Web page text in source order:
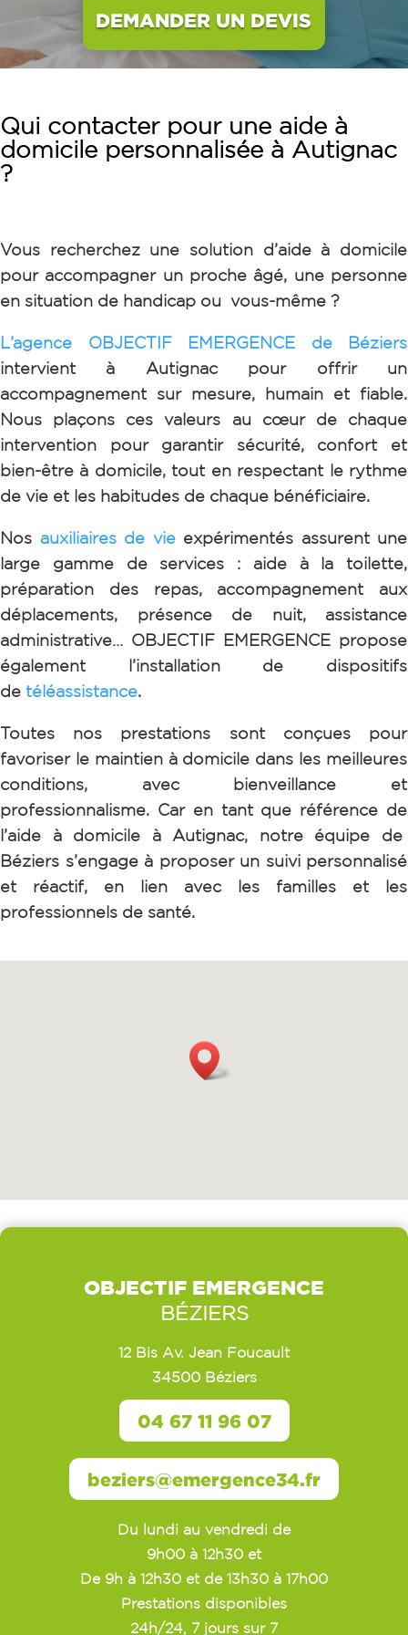
DEMANDER UN DEVIS
Qui contacter pour une aide à
domicile personnalisée à Autignac
?
Vous recherchez une solution d’aide à domicile
pour accompagner un proche âgé, une personne
en situation de handicap ou vous-même ?
L’agence OBJECTIF EMERGENCE de Béziers
intervient à Autignac pour offrir un
accompagnement sur mesure, humain et fiable.
Nous plaçons ces valeurs au cœur de chaque
intervention pour garantir sécurité, confort et
bien-être à domicile, tout en respectant le rythme
de vie et les habitudes de chaque bénéficiaire.
Nos auxiliaires de vieexpérimentés assurent une
large gamme de services : aide à la toilette,
préparation des repas, accompagnement aux
déplacements, présence de nuit, assistance
administrative… OBJECTIF EMERGENCE propose
également l’installation de dispositifs
de téléassistance.
Toutes nos prestations sont conçues pour
favoriser le maintien à domicile dans les meilleures
conditions, avec bienveillance et
professionnalisme. Car en tant que référence de
l’aide à domicile à Autignac, notre équipe de
Béziers s’engage à proposer un suivi personnalisé
et réactif, en lien avec les familles et les
professionnels de santé.
OBJECTIF EMERGENCE
BÉZIERS
12 Bis Av. Jean Foucault
34500 Béziers
Du lundi au vendredi de
9h00 à 12h30 et
De 9h à 12h30 et de 13h30 à 17h00
Prestations disponibles
24h/24, 7 jours sur 7
beziers@emergence34.fr
04 67 11 96 07